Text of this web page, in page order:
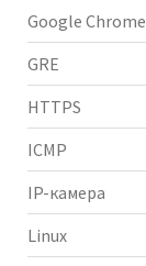
Google Chrome
GRE
HTTPS
ICMP
IP-камера
Linux